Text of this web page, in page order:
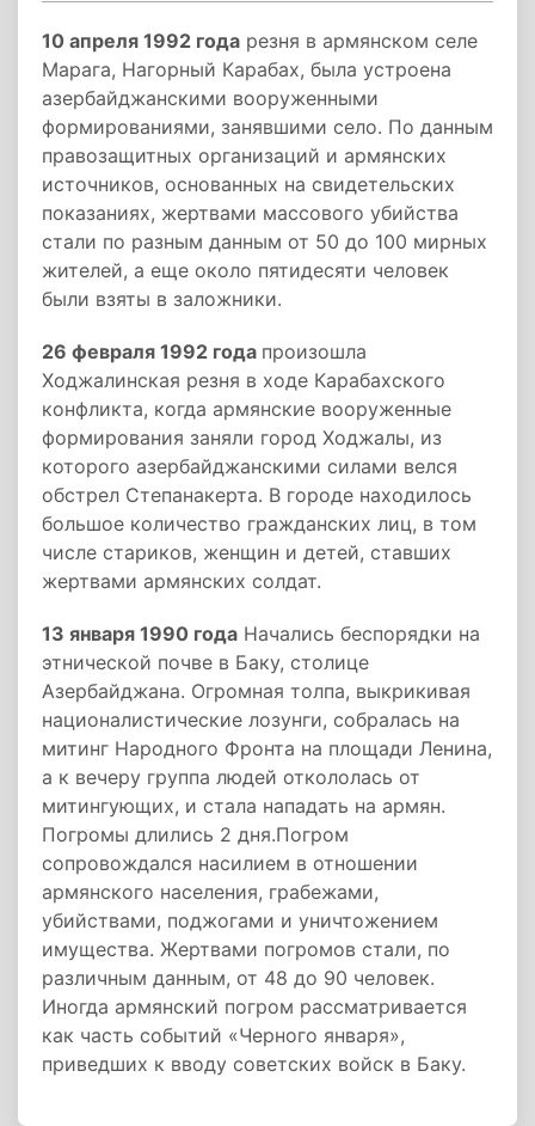
10 апреля 1992 года резня в армянском селе
Марага, Нагорный Карабах, была устроена
азербайджанскими вооруженными
формированиями, занявшими село. По данным
правозащитных организаций и армянских
источников, основанных на свидетельских
показаниях, жертвами массового убийства
стали по разным данным от 50 до 100 мирных
жителей, а еще около пятидесяти человек
были взяты в заложники.
26 февраля 1992 года произошла
Ходжалинская резня в ходе Карабахского
конфликта, когда армянские вооруженные
формирования заняли город Ходжалы, из
которого азербайджанскими силами велся
обстрел Степанакерта. В городе находилось
большое количество гражданских лиц, в том
числе стариков, женщин и детей, ставших
жертвами армянских солдат.
13 января 1990 года Начались беспорядки на
этнической почве в Баку, столице
Азербайджана. Огромная толпа, выкрикивая
националистические лозунги, собралась на
митинг Народного Фронта на площади Ленина,
а к вечеру группа людей откололась от
митингующих, и стала нападать на армян.
Погромы длились 2 дня.Погром
сопровождался насилием в отношении
армянского населения, грабежами,
убийствами, поджогами и уничтожением
имущества. Жертвами погромов стали, по
различным данным, от 48 до 90 человек.
Иногда армянский погром рассматривается
как часть событий «Черного января»,
приведших к вводу советских войск в Баку.